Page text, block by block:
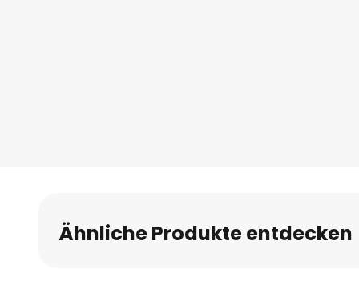
Ähnliche Produkte entdecken